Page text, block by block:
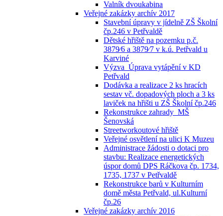
Valník dvoukabina
Veřejné zakázky archív 2017
Stavební úpravy v jídelně ZŠ Školní
čp.246 v Petřvaldě
Dětské hřiště na pozemku p.č.
3879⁄6 a 3879⁄7 v k.ú. Petřvald u
Karviné
Výzva_Úprava vytápění v KD
Petřvald
Dodávka a realizace 2 ks hracích
sestav vč. dopadových ploch a 3 ks
laviček na hřišti u ZŠ Školní čp.246
Rekonstrukce zahrady_MŠ
Šenovská
Streetworkoutové hřiště
Veřejné osvětlení na ulici K Muzeu
Administrace žádosti o dotaci pro
stavbu: Realizace energetických
úspor domů DPS Ráčkova čp. 1734,
1735, 1737 v Petřvaldě
Rekonstrukce barů v Kulturním
domě města Petřvald, ul.Kulturní
čp.26
Veřejné zakázky archív 2016